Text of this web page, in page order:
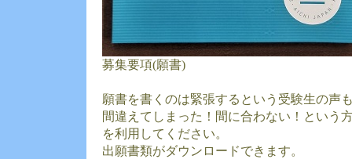
募集要項(願書)
願書を書くのは緊張するという受験生の声
間違えてしまった！間に合わない！という
を利用してください。
出願書類がダウンロードできます。